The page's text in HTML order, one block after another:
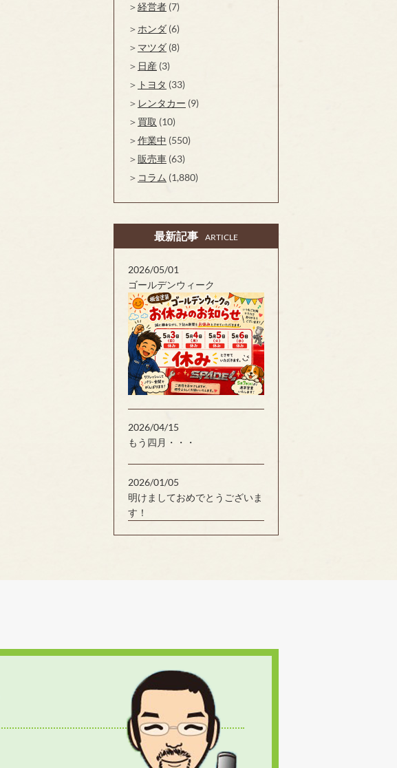
経営者 (7)
ホンダ (6)
マツダ (8)
日産 (3)
トヨタ (33)
レンタカー (9)
買取 (10)
作業中 (550)
販売車 (63)
コラム (1,880)
最新記事 ARTICLE
2026/05/01
ゴールデンウィーク
2026/04/15
もう四月・・・
2026/01/05
明けましておめでとうございま
す！